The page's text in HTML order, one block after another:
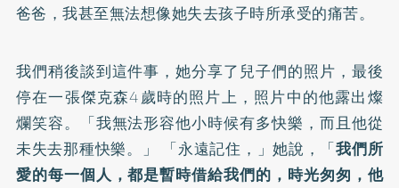
爸爸，我甚至無法想像她失去孩子時所承受的痛苦。
我們稍後談到這件事，她分享了兒子們的照片，最後
停在一張傑克森4歲時的照片上，照片中的他露出燦
爛笑容。「我無法形容他小時候有多快樂，而且他從
未失去那種快樂。」 「永遠記住，」她說，「我們所
愛的每一個人，都是暫時借給我們的，時光匆匆，他